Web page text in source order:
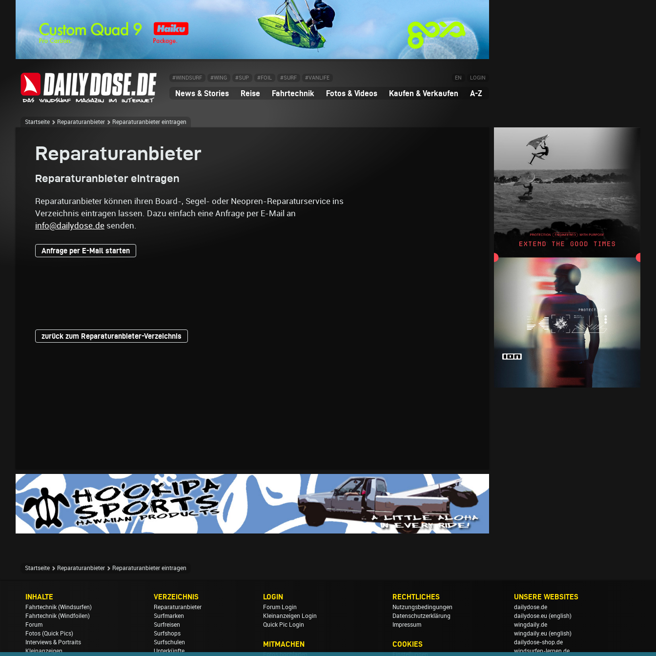
#WINDSURF #WING #SUP #FOIL #SURF #VANLIFE EN LOGIN
News & Stories Reise Fahrtechnik Fotos & Videos Kaufen & Verkaufen A-Z
Startseite Reparaturanbieter Reparaturanbieter eintragen
Reparaturanbieter
Reparaturanbieter eintragen
Reparaturanbieter können ihren Board-, Segel- oder Neopren-Reparaturservice ins
Verzeichnis eintragen lassen. Dazu einfach eine Anfrage per E-Mail an
info@dailydose.de senden.
Anfrage per E-Mail starten
zurück zum Reparaturanbieter-Verzeichnis
Startseite Reparaturanbieter Reparaturanbieter eintragen
INHALTE
Fahrtechnik (Windsurfen)
Fahrtechnik (Windfoilen)
Forum
Fotos (Quick Pics)
Interviews & Portraits
Kleinanzeigen
VERZEICHNIS
Reparaturanbieter
Surfmarken
Surfreisen
Surfshops
Surfschulen
Unterkünfte
LOGIN
Forum Login
Kleinanzeigen Login
Quick Pic Login
MITMACHEN
Fotos hochladen
RECHTLICHES
Nutzungsbedingungen
Datenschutzerklärung
Impressum
COOKIES
Einstellungen
UNSERE WEBSITES
dailydose.de
dailydose.eu (english)
wingdaily.de
wingdaily.eu (english)
dailydose-shop.de
windsurfen-lernen.de